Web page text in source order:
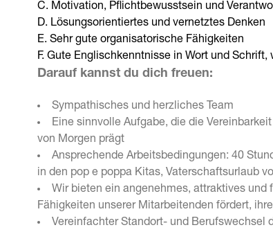
Motivation, Pflichtbewusstsein und
Lösungsorientiertes und vernetztes Denken
Sehr gute organisatorische Fähigkeiten
Gute Englischkenntnisse in Wort und Schrift,
Darauf kannst du dich freuen:
Sympathisches und herzliches Team
Eine sinnvolle Aufgabe, die die
von Morgen prägt
Ansprechende Arbeitsbedingungen: 40
in den pop e poppa Kitas, Vaterschaftsurlaub
Wir bieten ein angenehmes, attraktives
Fähigkeiten unserer Mitarbeitenden fördert,
Vereinfachter Standort- und Berufswechsel